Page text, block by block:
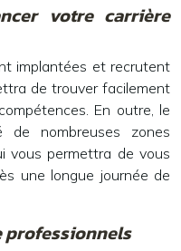
votre carrière
implantées et recrutent
de trouver facilement
En outre, le
de nombreuses zones
vous permettra de vous
une longue journée de
professionnels